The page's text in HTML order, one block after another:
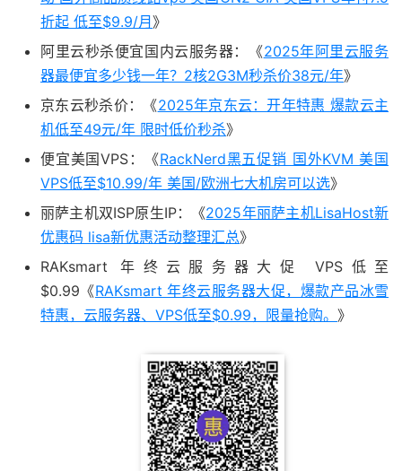
折起 低至$9.9/月 》
阿里云秒杀便宜国内云服务器：《2025年阿里云服务
器最便宜多少钱一年？2核2G3M秒杀价38元/年》
京东云秒杀价：《2025年京东云：开年特惠 爆款云主
机低至49元/年 限时低价秒杀》
便宜美国VPS：《RackNerd黑五促销 国外KVM 美国
VPS低至$10.99/年 美国/欧洲七大机房可以选》
丽萨主机双ISP原生IP：《2025年丽萨主机LisaHost新
优惠码 lisa新优惠活动整理汇总》
RAKsmart 年终云服务器大促 VPS低至
$0.99《RAKsmart 年终云服务器大促，爆款产品冰雪
特惠，云服务器、VPS低至$0.99，限量抢购。 》